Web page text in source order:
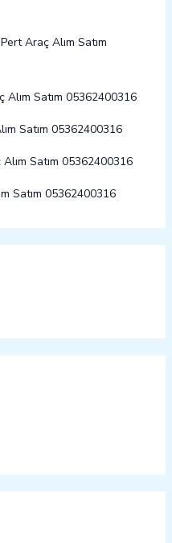
Araç Alım Satım
Alım Satım 05362400316
Satım 05362400316
Satım 05362400316
Satım 05362400316